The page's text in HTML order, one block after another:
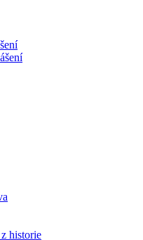
historie